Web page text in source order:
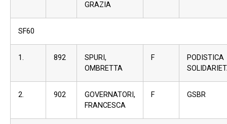
GRAZIA
SF60
1. 892
SPURI,
OMBRETTA
F
PODISTICA
2. 902
GOVERNATORI,
FRANCESCA
F GSBR